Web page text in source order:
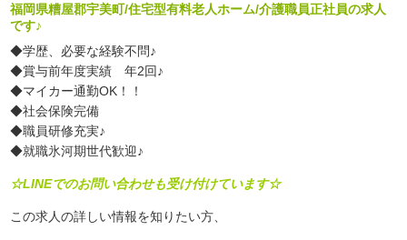
福岡県糟屋郡宇美町/住宅型有料老人ホーム/介護職員正社員の求人
です♪
◆学歴、必要な経験不問♪
◆賞与前年度実績 年2回♪
◆マイカー通勤OK！！
◆社会保険完備
◆職員研修充実♪
◆就職氷河期世代歓迎♪
☆LINEでのお問い合わせも受け付けています☆
この求人の詳しい情報を知りたい方、